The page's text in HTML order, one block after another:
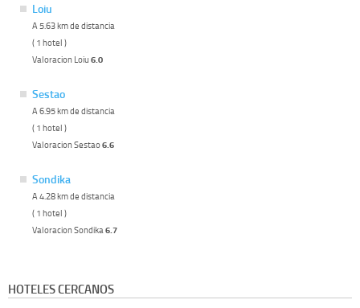
Loiu
A 5.63 km de distancia
( 1 hotel )
Valoracion Loiu 6.0
Sestao
A 6.95 km de distancia
( 1 hotel )
Valoracion Sestao6.6
Sondika
A 4.28 km de distancia
( 1 hotel )
Valoracion Sondika6.7
HOTELES CERCANOS